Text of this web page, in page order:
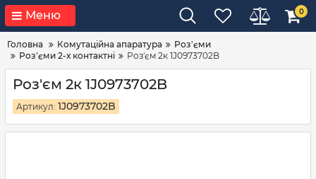
Меню 0
Головна Комутаційна апаратура
Роз'єми
Роз'єми 2-х контактні
Роз'єм 2к 1J0973702B
Роз'єм 2к 1J0973702B
Артикул: 1J0973702B